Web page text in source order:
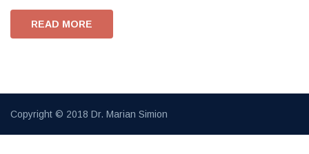
READ MORE
Copyright © 2018 Dr. Marian Simion